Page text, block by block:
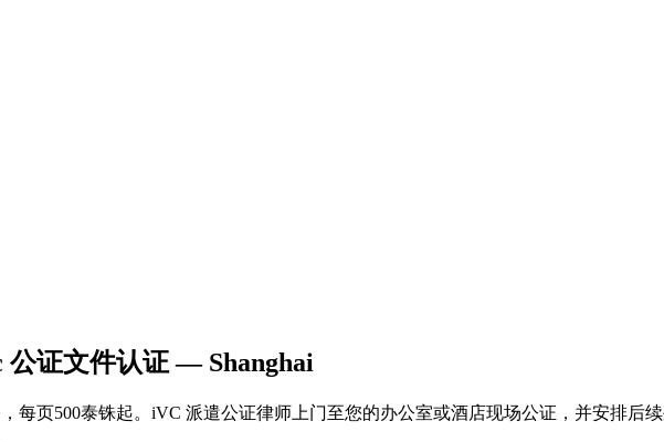
公证文件认证 — Shanghai
，每页500泰铢起。iVC 派遣公证律师上门至您的办公室或酒店现场公证，并安排后